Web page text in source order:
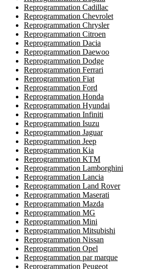
Reprogrammation Cadillac
Reprogrammation Chevrolet
Reprogrammation Chrysler
Reprogrammation Citroen
Reprogrammation Dacia
Reprogrammation Daewoo
Reprogrammation Dodge
Reprogrammation Ferrari
Reprogrammation Fiat
Reprogrammation Ford
Reprogrammation Honda
Reprogrammation Hyundai
Reprogrammation Infiniti
Reprogrammation Isuzu
Reprogrammation Jaguar
Reprogrammation Jeep
Reprogrammation Kia
Reprogrammation KTM
Reprogrammation Lamborghini
Reprogrammation Lancia
Reprogrammation Land Rover
Reprogrammation Maserati
Reprogrammation Mazda
Reprogrammation MG
Reprogrammation Mini
Reprogrammation Mitsubishi
Reprogrammation Nissan
Reprogrammation Opel
Reprogrammation par marque
Reprogrammation Peugeot